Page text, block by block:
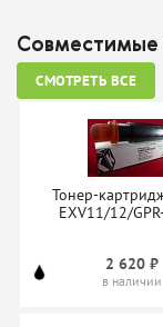
Совместимые
СМОТРЕТЬ ВСЕ
Тонер-
EXV11/12/
2 620 ₽
в наличии